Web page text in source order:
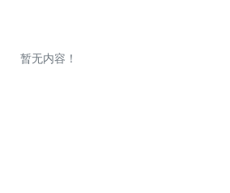
暂无内容！